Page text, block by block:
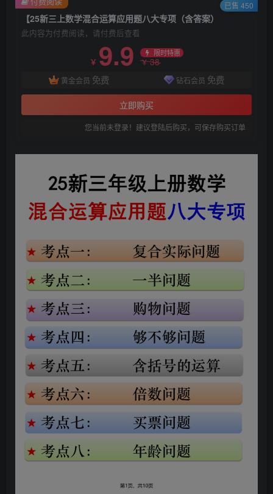
【25新三上数学混合运算应用题八大专项（含答案）
此内容为付费阅读，请付费后查看
￥ 9.9 限时特惠
￥38
黄金会员 免费 钻石会员 免费
立即购买
您当前未登录！建议登陆后购买，可保存购买订单
已售 450